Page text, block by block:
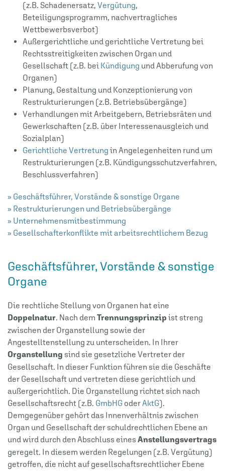
(z.B. Schadenersatz, Vergütung,
Beteiligungsprogramm, nachvertragliches
Wettbewerbsverbot)
Außergerichtliche und gerichtliche Vertretung bei
Rechtsstreitigkeiten zwischen Organ und
Gesellschaft (z.B. bei Kündigung und Abberufung von
Organen)
Planung, Gestaltung und Konzeptionierung von
Restrukturierungen (z.B. Betriebsübergänge)
Verhandlungen mit Arbeitgebern, Betriebsräten und
Gewerkschaften (z.B. über Interessenausgleich und
Sozialplan)
Gerichtliche Vertretung in Angelegenheiten rund um
Restrukturierungen (z.B. Kündigungsschutzverfahren,
Beschlussverfahren)
» Geschäftsführer, Vorstände & sonstige Organe
» Restrukturierungen und Betriebsübergänge
» Unternehmensmitbestimmung
» Gesellschafterkonflikte mit arbeitsrechtlichem Bezug
Geschäftsführer, Vorstände & sonstige
Organe
Die rechtliche Stellung von Organen hat eine
Doppelnatur. Nach dem Trennungsprinzip ist streng
zwischen der Organstellung sowie der
Angestelltenstellung zu unterscheiden. In Ihrer
Organstellung sind sie gesetzliche Vertreter der
Gesellschaft. In dieser Funktion führen sie die Geschäfte
der Gesellschaft und vertreten diese gerichtlich und
außergerichtlich. Die Organstellung richtet sich nach
Gesellschaftsrecht (z.B. GmbHG oderAktG).
Demgegenüber gehört das Innenverhältnis zwischen
Organ und Gesellschaft der schuldrechtlichen Ebene an
und wird durch den Abschluss eines Anstellungsvertrags
geregelt. In diesem werden Regelungen (z.B. Vergütung)
getroffen, die nicht auf gesellschaftsrechtlicher Ebene